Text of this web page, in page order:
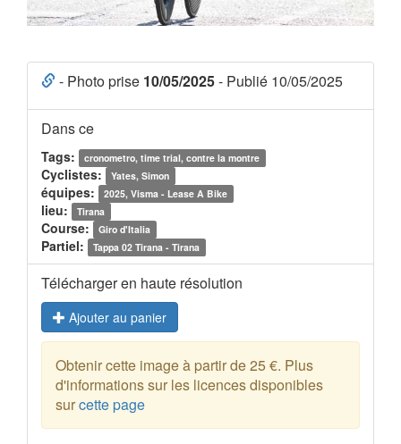
- Photo prise 10/05/2025- Publié 10/05/2025
Dans ce
Tags: cronometro, time trial, contre la montre
Cyclistes: Yates, Simon
équipes: 2025, Visma - Lease A Bike
lieu: Tirana
Course: Giro d'Italia
Partiel: Tappa 02 Tirana - Tirana
Télécharger en haute résolution
Ajouter au panier
Obtenir cette image à partir de 25 €. Plus
d'informations sur les licences disponibles
surcette page